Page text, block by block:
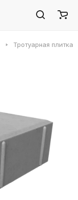
Тротуарная плитка